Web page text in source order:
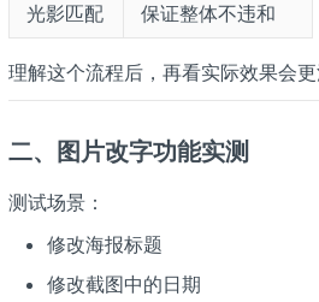
光影匹配
保证整体不违和
理解这个流程后，再看实际效果会更
二、图片改字功能实测
测试场景：
修改海报标题
修改截图中的日期